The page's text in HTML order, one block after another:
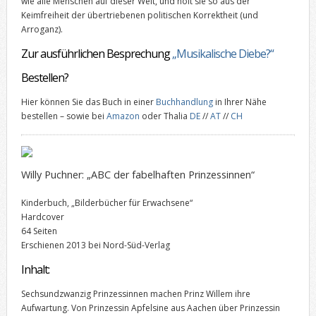
Keimfreiheit der übertriebenen politischen Korrektheit (und
Arroganz).
Zur ausführlichen Besprechung„Musikalische Diebe?“
Bestellen?
Hier können Sie das Buch in einer Buchhandlungin Ihrer Nähe
bestellen – sowie bei Amazon oder Thalia DE//AT// CH
Willy Puchner: „ABC der fabelhaften Prinzessinnen“
Kinderbuch, „Bilderbücher für Erwachsene“
Hardcover
64 Seiten
Erschienen 2013 bei Nord-Süd-Verlag
Inhalt:
Sechsundzwanzig Prinzessinnen machen Prinz Willem ihre
Aufwartung. Von Prinzessin Apfelsine aus Aachen über Prinzessin